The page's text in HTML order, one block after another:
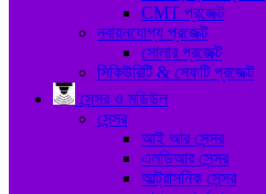
CMT প্রজেক্ট
নবায়নযোগ্য প্রজেক্ট
সোলার প্রজেক্ট
সিকিউরিটি & সেফটি প্রজেক্ট
সেন্সর ও মডিউল
সেন্সর
আই আর সেন্সর
এলডিআর সেন্সর
আল্ট্রাসনিক সেন্সর